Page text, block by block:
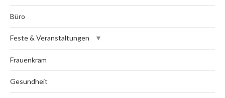
Büro
Feste & Veranstaltungen
Frauenkram
Gesundheit